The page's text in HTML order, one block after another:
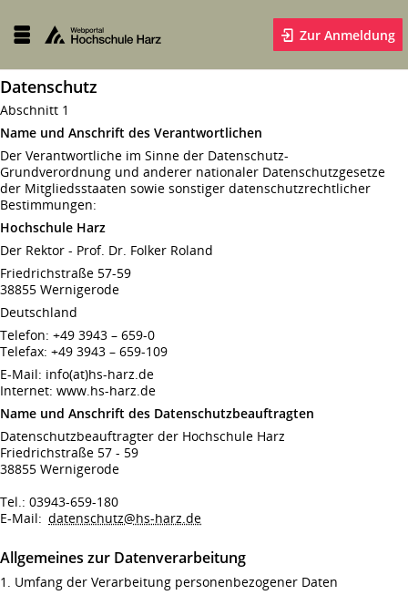
Zur Anmeldung
Datenschutz
Abschnitt 1
Name und Anschrift des Verantwortlichen
Der Verantwortliche im Sinne der Datenschutz-
Grundverordnung und anderer nationaler Datenschutzgesetze
der Mitgliedsstaaten sowie sonstiger datenschutzrechtlicher
Bestimmungen:
Hochschule Harz
Der Rektor - Prof. Dr. Folker Roland
Friedrichstraße 57-59
38855 Wernigerode
Deutschland
Telefon: +49 3943 – 659-0
Telefax: +49 3943 – 659-109
E-Mail: info(at)hs-harz.de
Internet: www.hs-harz.de
Name und Anschrift des Datenschutzbeauftragten
Datenschutzbeauftragter der Hochschule Harz
Friedrichstraße 57 - 59
38855 Wernigerode
Tel.: 03943-659-180
E-Mail: datenschutz@hs-harz.de
Allgemeines zur Datenverarbeitung
1. Umfang der Verarbeitung personenbezogener Daten